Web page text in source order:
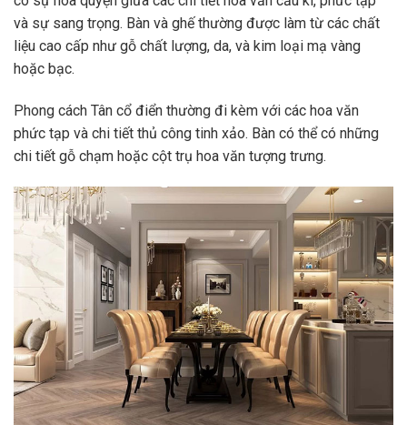
và sự sang trọng. Bàn và ghế thường được làm từ các chất
liệu cao cấp như gỗ chất lượng, da, và kim loại mạ vàng
hoặc bạc.
Phong cách Tân cổ điển thường đi kèm với các hoa văn
phức tạp và chi tiết thủ công tinh xảo. Bàn có thể có những
chi tiết gỗ chạm hoặc cột trụ hoa văn tượng trưng.